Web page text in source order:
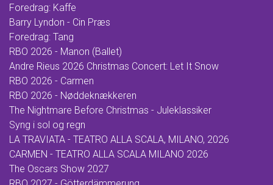
Foredrag: Kaffe
Barry Lyndon - Cin Præs
Foredrag: Tang
RBO 2026 - Manon (Ballet)
Andre Rieus 2026 Christmas Concert: Let It Snow
RBO 2026 - Carmen
RBO 2026 - Nøddeknækkeren
The Nightmare Before Christmas - Juleklassiker
Syng i sol og regn
LA TRAVIATA - TEATRO ALLA SCALA, MILANO, 2026
CARMEN - TEATRO ALLA SCALA MILANO 2026
The Oscars Show 2027